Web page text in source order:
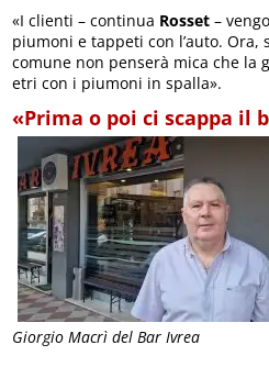
«I clienti – continua Rosset –
piumoni e tappeti con l’auto. Ora,
comune non penserà mica che la
etri con i piumoni in spalla».
«Prima o poi ci scappa il
Giorgio Macrì del Bar Ivrea